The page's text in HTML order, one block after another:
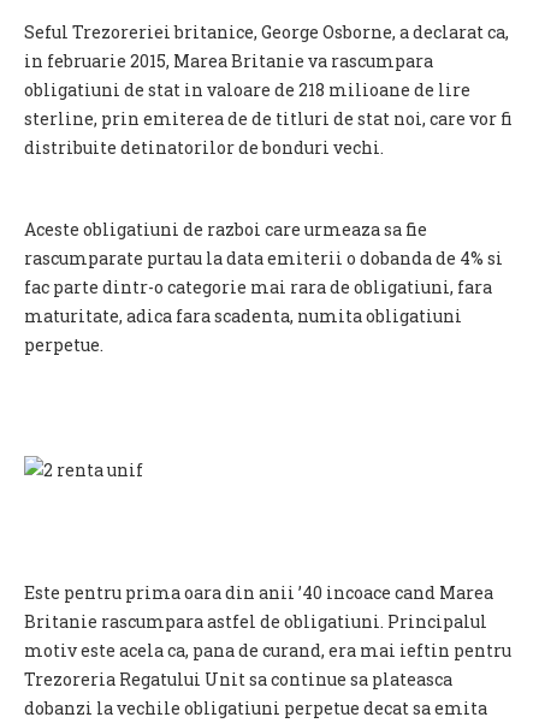
Seful Trezoreriei britanice, George Osborne, a declarat ca,
in februarie 2015, Marea Britanie va rascumpara
obligatiuni de stat in valoare de 218 milioane de lire
sterline, prin emiterea de de titluri de stat noi, care vor fi
distribuite detinatorilor de bonduri vechi.
Aceste obligatiuni de razboi care urmeaza sa fie
rascumparate purtau la data emiterii o dobanda de 4% si
fac parte dintr-o categorie mai rara de obligatiuni, fara
maturitate, adica fara scadenta, numita obligatiuni
perpetue.
Este pentru prima oara din anii ’40 incoace cand Marea
Britanie rascumpara astfel de obligatiuni. Principalul
motiv este acela ca, pana de curand, era mai ieftin pentru
Trezoreria Regatului Unit sa continue sa plateasca
dobanzi la vechile obligatiuni perpetue decat sa emita